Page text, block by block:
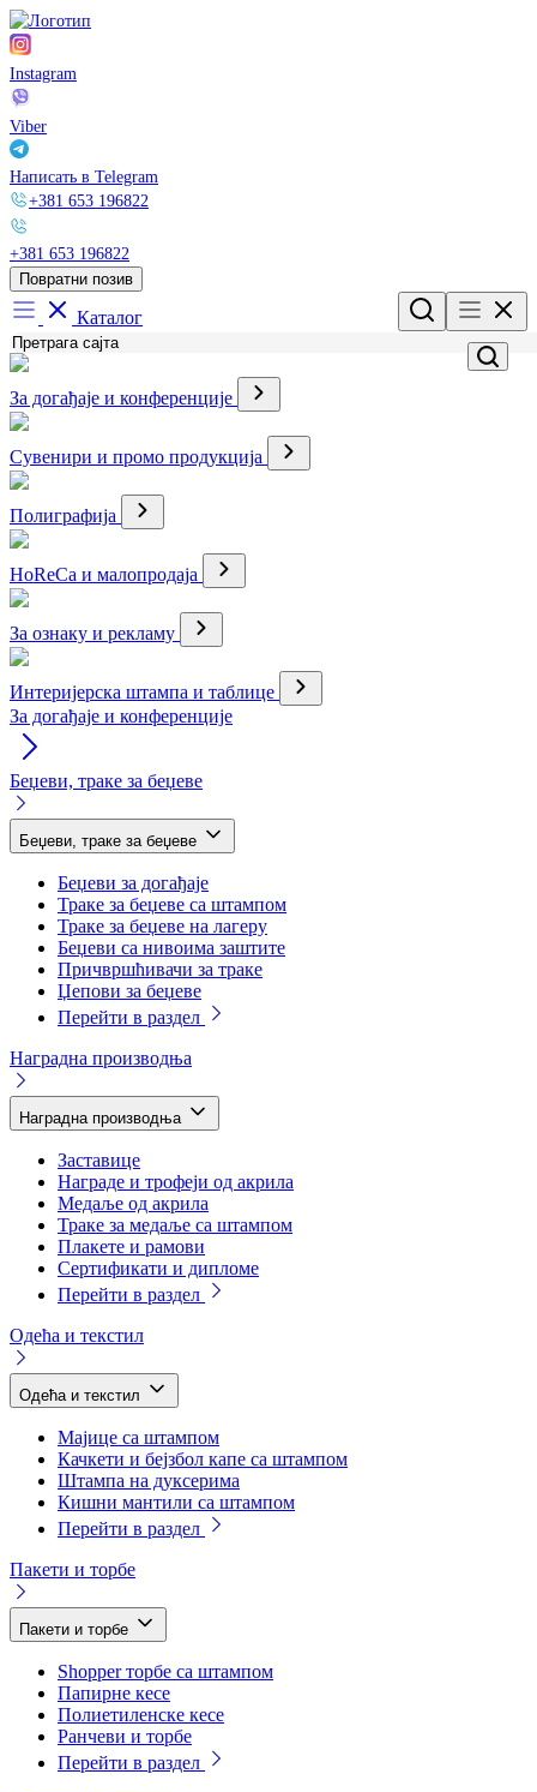
Instagram
Viber
Написать в Telegram
+381 653 196822
+381 653 196822
Повратни позив
Каталог
За догађаје и конференције
Сувенири и промо продукција
Полиграфија
HoReCa и малопродаја
За ознаку и рекламу
Интеријерска штампа и таблице
За догађаје и конференције
Беџеви, траке за беџеве
Беџеви, траке за беџеве
Беџеви за догађаје
Траке за беџеве са штампом
Траке за беџеве на лагеру
Беџеви са нивоима заштите
Причвршћивачи за траке
Џепови за беџеве
Перейти в раздел
Наградна производња
Наградна производња
Заставице
Награде и трофеји од акрила
Медаље од акрила
Траке за медаље са штампом
Плакете и рамови
Сертификати и дипломе
Перейти в раздел
Одећа и текстил
Одећа и текстил
Мајице са штампом
Качкети и бејзбол капе са штампом
Штампа на дуксерима
Кишни мантили са штампом
Перейти в раздел
Пакети и торбе
Пакети и торбе
Shopper торбе са штампом
Папирне кесе
Полиетиленске кесе
Ранчеви и торбе
Перейти в раздел